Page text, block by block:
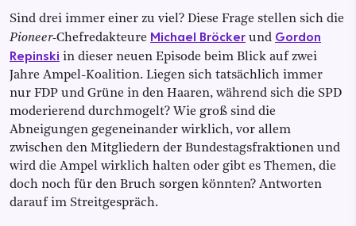
Sind drei immer einer zu viel? Diese Frage stellen sich die
Pioneer-Chefredakteure Michael Bröcker und Gordon
Repinski in dieser neuen Episode beim Blick auf zwei
Jahre Ampel-Koalition. Liegen sich tatsächlich immer
nur FDP und Grüne in den Haaren, während sich die SPD
moderierend durchmogelt? Wie groß sind die
Abneigungen gegeneinander wirklich, vor allem
zwischen den Mitgliedern der Bundestagsfraktionen und
wird die Ampel wirklich halten oder gibt es Themen, die
doch noch für den Bruch sorgen könnten? Antworten
darauf im Streitgespräch.